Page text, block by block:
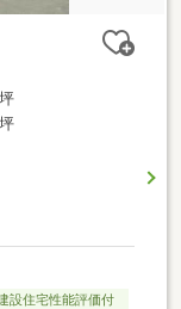
設住宅性能評価付